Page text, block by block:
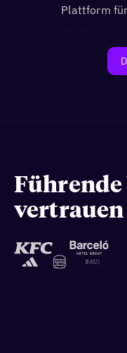
Plattform
vertrauen